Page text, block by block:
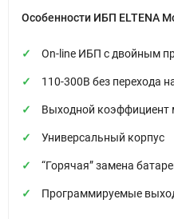
Особенности ИБП ELTENA
On-line ИБП с двойным
110-300В без перехода
Выходной коэффициент
Универсальный корпус
“Горячая” замена
Программируемые